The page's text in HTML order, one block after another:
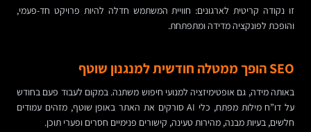
זו נקודה קריטית לארגונים: חוויית המשתמש חדלה להיות פרויקט חד-פעמי,
והופכת לפונקציה מדידה ומתפתחת.
SEO הופך ממטלה חודשית למנגנון שוטף
באותה מידה, גם אופטימיזציה למנועי חיפוש משתנה. במקום לעבוד פעם בחודש
על דו”ח מילות מפתח, כלי AI סורקים את האתר באופן שוטף, מזהים עמודים
חלשים, בעיות מבנה, מהירות טעינה, קישורים פנימיים חסרים ופערי תוכן.